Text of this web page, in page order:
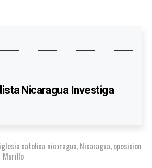
Nicaragua Investiga
iglesia catolica nicaragua, Nicaragua, oposicion
Murillo